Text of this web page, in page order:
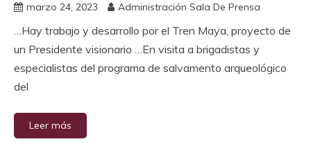
marzo 24, 2023 Administración Sala De Prensa
…Hay trabajo y desarrollo por el Tren Maya, proyecto de
un Presidente visionario …En visita a brigadistas y
especialistas del programa de salvamento arqueológico
del
Leer más